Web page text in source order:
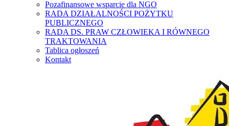
Pozafinansowe wsparcie dla NGO
RADA DZIAŁALNOŚCI POŻYTKU
PUBLICZNEGO
RADA DS. PRAW CZŁOWIEKA I RÓWNEGO
TRAKTOWANIA
Tablica ogłoszeń
Kontakt